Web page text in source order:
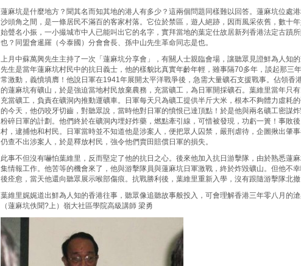
蓮麻坑是什麼地方？聞其名而知其地的港人有多少？這兩個問題同樣難以回答。蓮麻坑位處
沙頭角之間，是一條居民不滿百的客家村落。它位於禁區，遊人絕跡，因而風采依舊，數十
始聲名小振，一小撮城市中人已能叫出它的名字，實拜當地的葉定仕故居新列香港法定古蹟
也？同盟會暹羅（今泰國）分會會長、孫中山先生革命同志是也。
上月中蘇萬興先生主持了一次「蓮麻坑分享會」，有關人士親臨會場，讓聽眾見證鮮為人知
先生是當年蓮麻坑村民中的抗日義士，他的樣貌比真實年齡年輕，雖事隔70多年，談起那三
常激動，義憤填膺！他說日軍在1941年展開太平洋戰爭後，急需大量礦石支援戰事。佔領香
的蓮麻坑有礦山，於是強迫當地村民放棄農務，充當礦工，為日軍開採礦石。葉維里當年只
充當礦工，負責在礦洞內推動運礦車。日軍每天只為礦工提供半斤大米，根本不夠體力虛耗
的今天，他仍咬牙切齒，對聽眾說，當時他對日軍的憤恨已達頂點！於是他與兩名礦工密謀
粉碎日軍的計劃。他們終於在礦洞內埋好炸藥，燃點牽引線，可惜被發現，功虧一簣！事敗
村，逮捕他和村民。日軍當時並不知道他是涉案人，便把眾人囚禁，嚴刑虐待，企圖揪出肇
仍查不出涉案人，於是釋放村民，強令他們賣田賠償日軍的損失。
此事不但沒有嚇怕葉維里，反而堅定了他的抗日之心。後來他加入抗日游擊隊，由於熟悉蓮
集情報工作。他苦等的機會來了，他與游擊隊員與蓮麻坑日軍激戰，終於炸毀礦山。但他不
後痊愈，當天他還向聽眾展示喉部傷痕。抗戰勝利後，葉維里重新入學，沒有跟隨游擊隊北撤
葉維里娓娓道出鮮為人知的香港往事，聽眾像追聽故事般投入，可會理解香港三年零八月的
（蓮麻坑佚聞?上）嶺大社區學院高級講師 梁勇